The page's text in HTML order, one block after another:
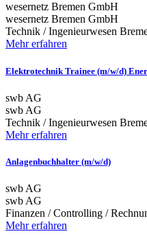
wesernetz Bremen GmbH
wesernetz Bremen GmbH
Technik / Ingenieurwesen
Mehr erfahren
Elektrotechnik Trainee (m/w/d)
swb AG
swb AG
Technik / Ingenieurwesen
Mehr erfahren
Anlagenbuchhalter (m/w/d)
swb AG
swb AG
Finanzen / Controlling /
Mehr erfahren